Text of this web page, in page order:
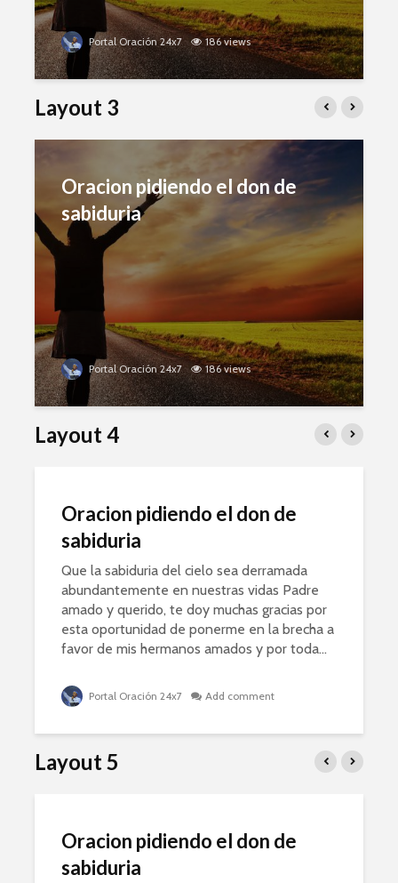
Portal Oración 24x7 186 views
Layout 3
Oracion pidiendo el don de
sabiduria
Portal Oración 24x7 186 views
Layout 4
Oracion pidiendo el don de
sabiduria
Que la sabiduria del cielo sea derramada
abundantemente en nuestras vidas Padre
amado y querido, te doy muchas gracias por
esta oportunidad de ponerme en la brecha a
favor de mis hermanos amados y por toda...
Portal Oración 24x7 Add comment
Layout 5
Oracion pidiendo el don de
sabiduria